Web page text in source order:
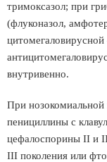
тримоксазол; при
(флуконазол,
внутривенно.
При
пенициллины с
цефалоспорины ІІ и
III поколения или